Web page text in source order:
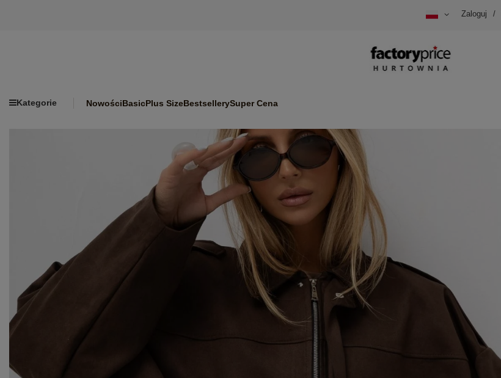
Zaloguj /
Kategorie NowościBasicPlus SizeBestsellerySuper Cena